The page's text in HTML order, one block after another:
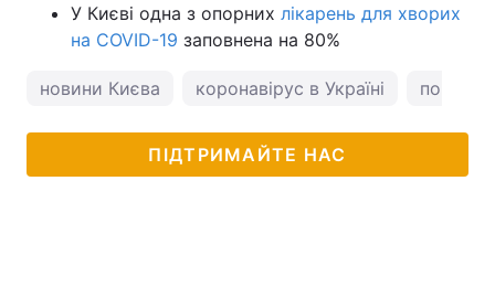
У Києві одна з опорних лікарень для хворих
на COVID-19 заповнена на 80%
новини Києва коронавірус в Україні погода
ПІДТРИМАЙТЕ НАС